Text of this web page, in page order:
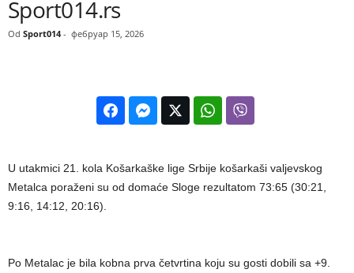
Sport014.rs
Od Sport014- фебруар 15, 2026
U utakmici 21. kola Košarkaške lige Srbije košarkaši valjevskog
Metalca poraženi su od domaće Sloge rezultatom 73:65 (30:21,
9:16, 14:12, 20:16).
Po Metalac je bila kobna prva četvrtina koju su gosti dobili sa +9.